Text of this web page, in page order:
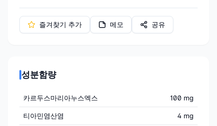
즐겨찾기 추가 메모 공유
성분함량
카르두스마리아누스엑스 100 mg
티아민염산염 4 mg